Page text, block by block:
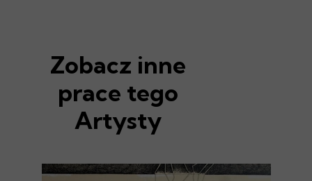
Zobacz inne
prace tego
Artysty